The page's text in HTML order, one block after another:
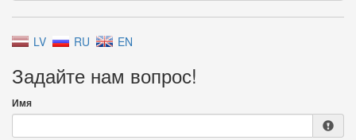
LV RU EN
Задайте нам вопрос!
Имя